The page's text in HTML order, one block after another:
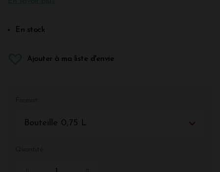
En stock
Ajouter à ma liste d'envie
Bouteille 0,75 L